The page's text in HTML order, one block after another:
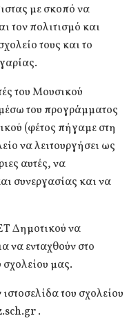
με σκοπό να
τον πολιτισμό και
τους και το
του Μουσικού
του προγράμματος
(φέτος πήγαμε στη
να λειτουργήσει ως
αυτές, να
συνεργασίας και να
Δημοτικού να
να ενταχθούν στο
μας.
του σχολείου
.